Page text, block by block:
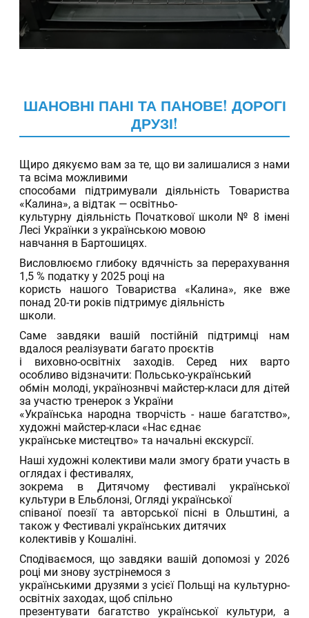
ШАНОВНІ ПАНІ ТА ПАНОВЕ! ДОРОГІ
ДРУЗІ!
Щиро дякуємо вам за те, що ви залишалися з нами
та всіма можливими
способами підтримували діяльність Товариства
«Калина», а відтак — освітньо-
культурну діяльність Початкової школи № 8 імені
Лесі Українки з українською мовою
навчання в Бартошицях.
Висловлюємо глибоку вдячність за перерахування
1,5 % податку у 2025 році на
користь нашого Товариства «Калина», яке вже
понад 20-ти років підтримує діяльність
школи.
Саме завдяки вашій постійній підтримці нам
вдалося реалізувати багато проєктів
і виховно-освітніх заходів. Серед них варто
особливо відзначити: Польсько-український
обмін молоді, українознвчі майстер-класи для дітей
за участю тренерок з України
«Українська народна творчість - наше багатство»,
художні майстер-класи «Нас єднає
українське мистецтво» та начальні екскурсії.
Наші художні колективи мали змогу брати участь в
оглядах і фестивалях,
зокрема в Дитячому фестивалі української
культури в Ельблонзі, Огляді української
співаної поезії та авторської пісні в Ольштині, а
також у Фестивалі українських дитячих
колективів у Кошаліні.
Сподіваємося, що завдяки вашій допомозі у 2026
році ми знову зустрінемося з
українськими друзями з усієї Польщі на культурно-
освітніх заходах, щоб спільно
презентувати багатство української культури, а